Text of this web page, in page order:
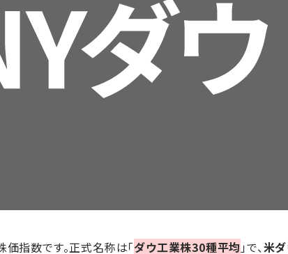
価指数です。正式名称は「ダウ工業株30種平均 」で、米